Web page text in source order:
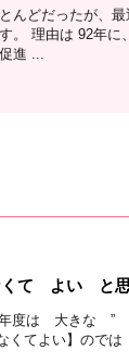
んどだったが、
。 理由は 92年に
進 ...
くて よい と
度は 大きな ”
てよい】ので